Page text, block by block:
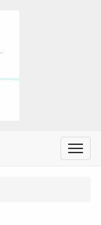
Menu